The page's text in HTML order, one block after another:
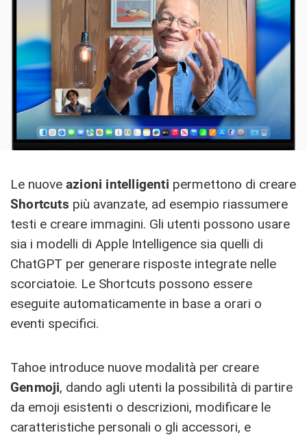
Le nuove azioni intelligenti permettono di creare
Shortcuts più avanzate, ad esempio riassumere
testi e creare immagini. Gli utenti possono usare
sia i modelli di Apple Intelligence sia quelli di
ChatGPT per generare risposte integrate nelle
scorciatoie. Le Shortcuts possono essere
eseguite automaticamente in base a orari o
eventi specifici.
Tahoe introduce nuove modalità per creare
Genmoji, dando agli utenti la possibilità di partire
da emoji esistenti o descrizioni, modificare le
caratteristiche personali o gli accessori, e